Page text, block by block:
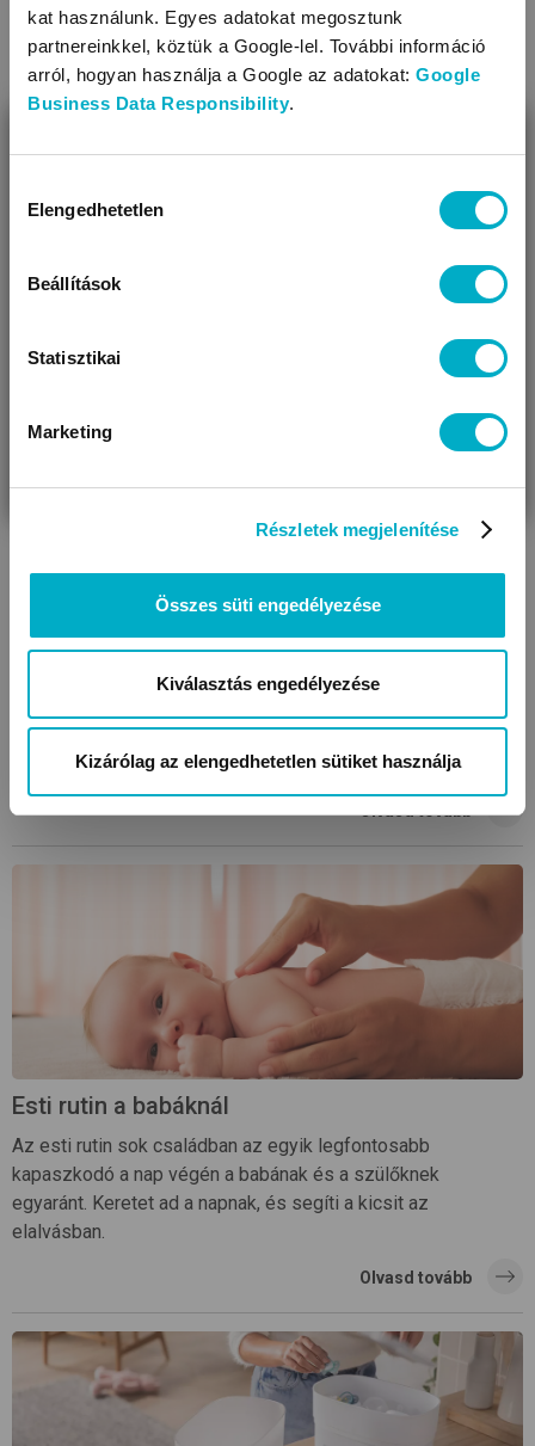
kat használunk. Egyes adatokat megosztunk
partnereinkkel, köztük a Google-lel. További információ
arról, hogyan használja a Google az adatokat: Google
Business Data Responsibility.
kiválasztása
Elengedhetetlen
Beállítások
Statisztikai
Marketing
Részletek megjelenítése
Összes süti engedélyezése
Kiválasztás engedélyezése
Kizárólag az elengedhetetlen sütiket használja
Pelenkakiütés, a babáknál leggyakrabban
A babák bőre nagyon érzékeny, ezért a pelenkakiütés
elkerüld, és az is, hogyan kezeld.
Babamasszázs: ellazulás babának és anyának
A babamasszázsnak rengeteg pozitív élettani hatása van és
segíti a kötődés kialakulását. Íme a legfontosabb tudnivalók!
Olvasd tovább
Esti rutin a babáknál
Az esti rutin sok családban az egyik legfontosabb
kapaszkodó a nap végén a babának és a szülőknek
egyaránt. Keretet ad a napnak, és segíti a kicsit az
elalvásban.
Olvasd tovább
Úgy látjuk, most jársz nálunk először!
VÁRANDÓS
AJÁNDÉKOT